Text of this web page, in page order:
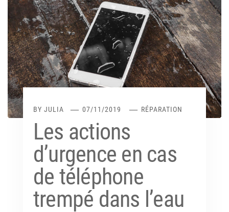
BY JULIA 07/11/2019 RÉPARATION
Les actions
d’urgence en cas
de téléphone
trempé dans l’eau